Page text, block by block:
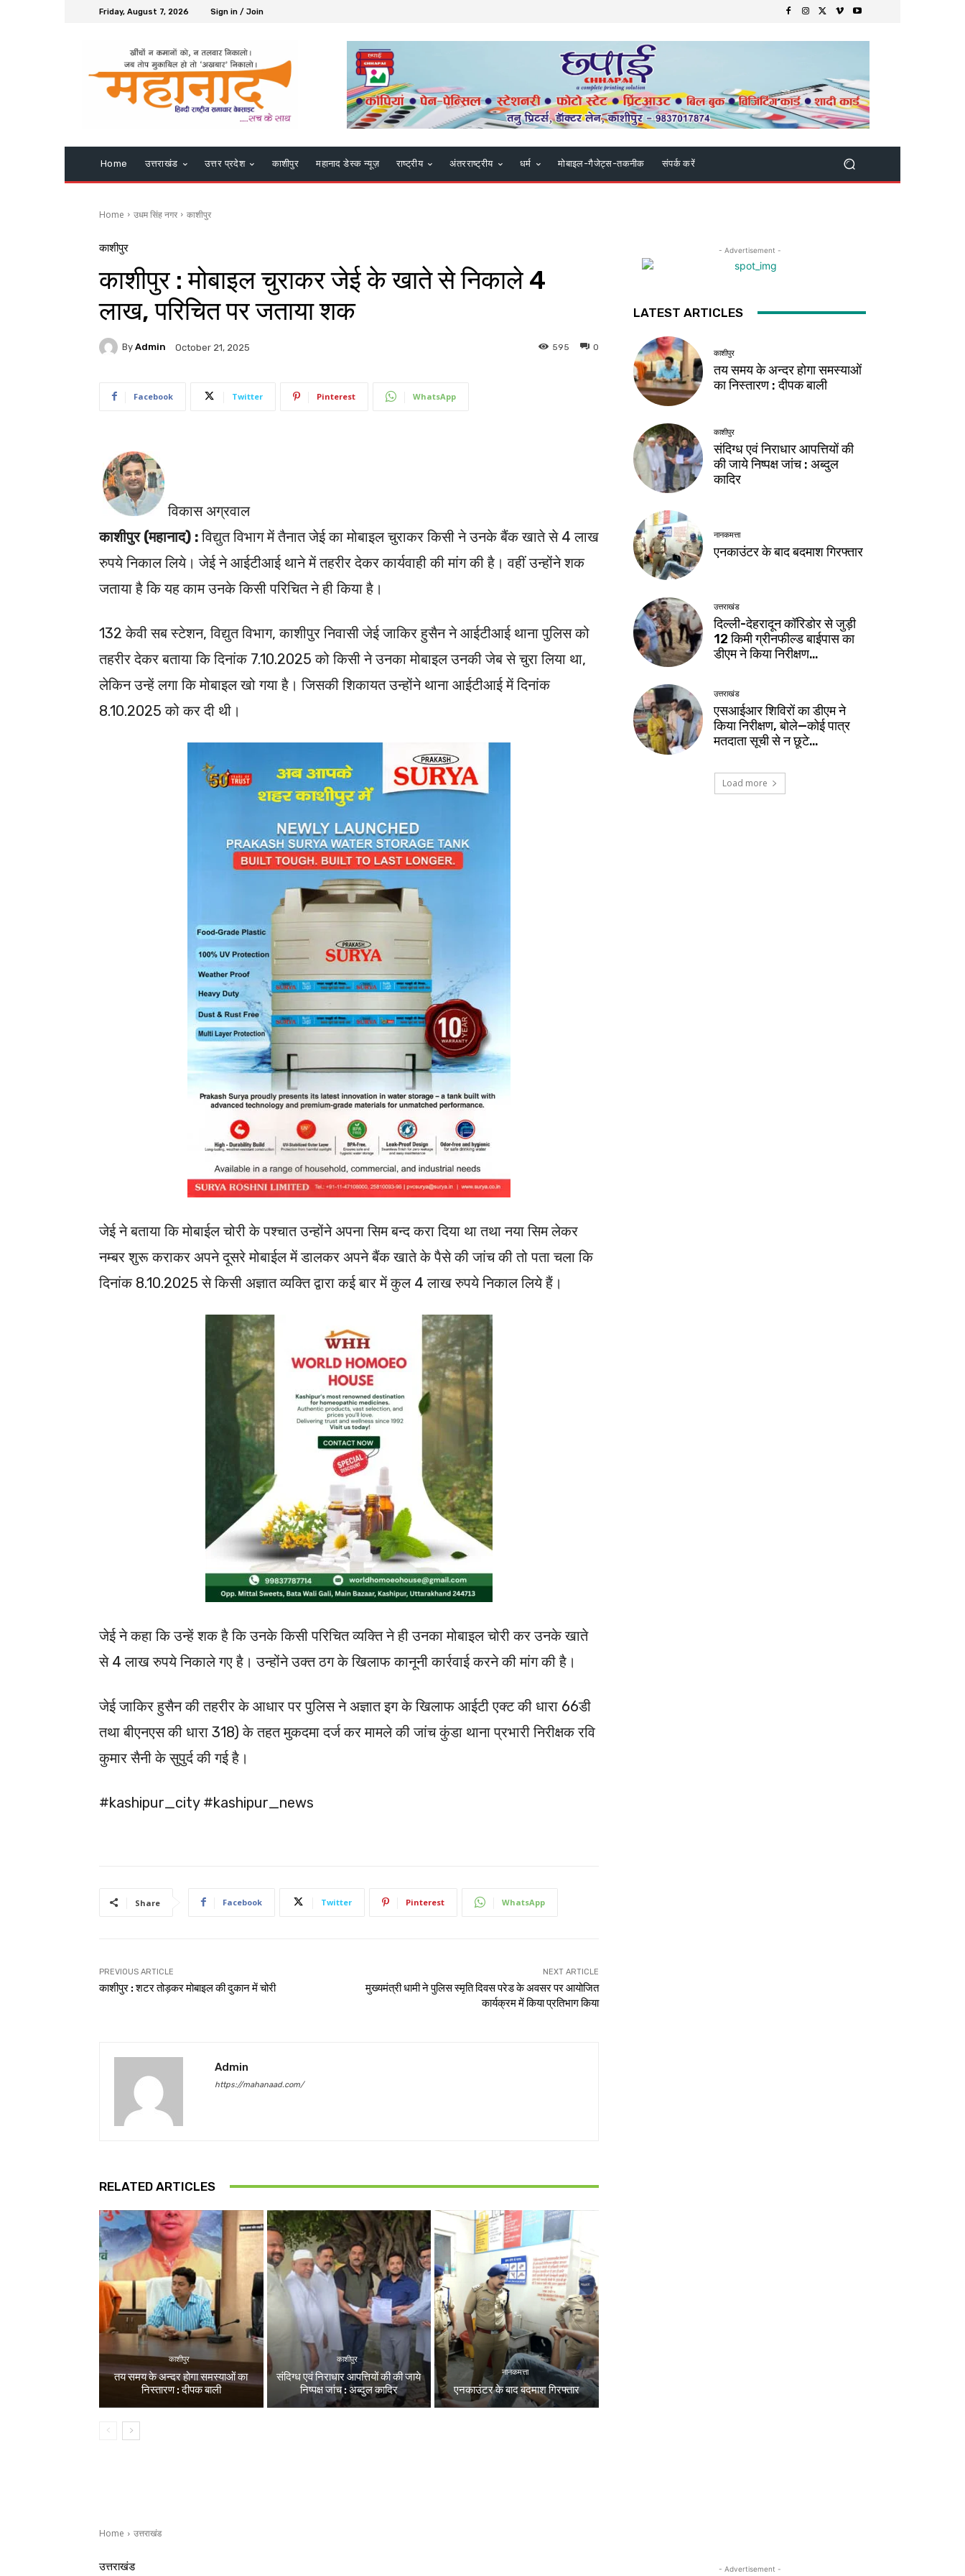
Friday, August 7, 2026 Sign in / Join
Home उत्तराखंड उत्तर प्रदेश काशीपुर महानाद डेस्क न्यूज़ राष्ट्रीय अंतरराष्ट्रीय धर्म मोबाइल-गैजेट्स-तकनीक संपर्क करें
Home उधम सिंह नगर काशीपुर
काशीपुर
काशीपुर : मोबाइल चुराकर जेई के खाते से निकाले 4
लाख, परिचित पर जताया शक
By Admin October 21, 2025 0
595
Facebook Twitter Pinterest WhatsApp
विकास अग्रवाल
काशीपुर (महानाद) :विद्युत विभाग में तैनात जेई का मोबाइल चुराकर किसी ने उनके बैंक खाते से 4 लाख
रुपये निकाल लिये। जेई ने आईटीआई थाने में तहरीर देकर कार्यवाही की मांग की है। वहीं उन्होंने शक
जताया है कि यह काम उनके किसी परिचित ने ही किया है।
132 केवी सब स्टेशन, विद्युत विभाग, काशीपुर निवासी जेई जाकिर हुसैन ने आईटीआई थाना पुलिस को
तहरीर देकर बताया कि दिनांक 7.10.2025 को किसी ने उनका मोबाइल उनकी जेब से चुरा लिया था,
लेकिन उन्हें लगा कि मोबाइल खो गया है। जिसकी शिकायत उन्होंने थाना आईटीआई में दिनांक
8.10.2025 को कर दी थी।
जेई ने बताया कि मोबाईल चोरी के पश्चात उन्होंने अपना सिम बन्द करा दिया था तथा नया सिम लेकर
नम्बर शुरू कराकर अपने दूसरे मोबाईल में डालकर अपने बैंक खाते के पैसे की जांच की तो पता चला कि
दिनांक 8.10.2025 से किसी अज्ञात व्यक्ति द्वारा कई बार में कुल 4 लाख रुपये निकाल लिये हैं।
जेई ने कहा कि उन्हें शक है कि उनके किसी परिचित व्यक्ति ने ही उनका मोबाइल चोरी कर उनके खाते
से 4 लाख रुपये निकाले गए है। उन्होंने उक्त ठग के खिलाफ कानूनी कार्रवाई करने की मांग की है।
जेई जाकिर हुसैन की तहरीर के आधार पर पुलिस ने अज्ञात इग के खिलाफ आईटी एक्ट की धारा 66डी
तथा बीएनएस की धारा 318) के तहत मुकदमा दर्ज कर मामले की जांच कुंडा थाना प्रभारी निरीक्षक रवि
कुमार सैनी के सुपुर्द की गई है।
#kashipur_city #kashipur_news
Share Facebook Twitter Pinterest WhatsApp
PREVIOUS ARTICLE
काशीपुर : शटर तोड़कर मोबाइल की दुकान में चोरी
NEXT ARTICLE
मुख्यमंत्री धामी ने पुलिस स्मृति दिवस परेड के अवसर पर आयोजित
कार्यक्रम में किया प्रतिभाग किया
Admin
https://mahanaad.com/
RELATED ARTICLES
काशीपुर
तय समय के अन्दर होगा समस्याओं का
निस्तारण : दीपक बाली
काशीपुर
संदिग्ध एवं निराधार आपत्तियों की की जाये
निष्पक्ष जांच : अब्दुल कादिर
नानकमत्ता
एनकाउंटर के बाद बदमाश गिरफ्तार
- Advertisement -
LATEST ARTICLES
काशीपुर
तय समय के अन्दर होगा समस्याओं
का निस्तारण : दीपक बाली
काशीपुर
संदिग्ध एवं निराधार आपत्तियों की
की जाये निष्पक्ष जांच : अब्दुल
कादिर
नानकमत्ता
एनकाउंटर के बाद बदमाश गिरफ्तार
उत्तराखंड
दिल्ली-देहरादून कॉरिडोर से जुड़ी
12 किमी ग्रीनफील्ड बाईपास का
डीएम ने किया निरीक्षण…
उत्तराखंड
एसआईआर शिविरों का डीएम ने
किया निरीक्षण, बोले—कोई पात्र
मतदाता सूची से न छूटे…
Load more